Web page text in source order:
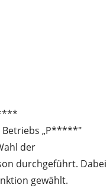
Betriebs „P*****"
der
durchgeführt. Dabei
gewählt.